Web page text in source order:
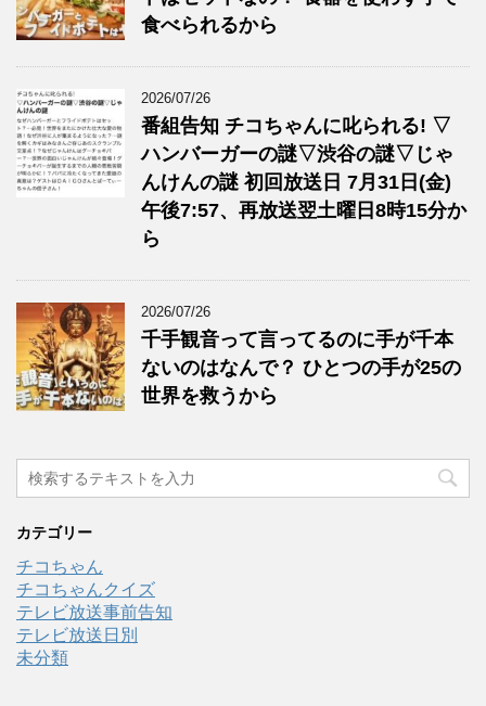
食べられるから
2026/07/26
番組告知 チコちゃんに叱られる! ▽
ハンバーガーの謎▽渋谷の謎▽じゃ
んけんの謎 初回放送日 7月31日(金)
午後7:57、再放送翌土曜日8時15分か
ら
2026/07/26
千手観音って言ってるのに手が千本
ないのはなんで？ ひとつの手が25の
世界を救うから
カテゴリー
チコちゃん
チコちゃんクイズ
テレビ放送事前告知
テレビ放送日別
未分類